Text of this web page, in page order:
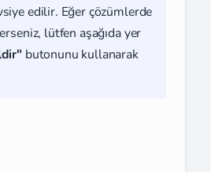
edilir. Eğer çözümlerde
lütfen aşağıda yer
butonunu kullanarak